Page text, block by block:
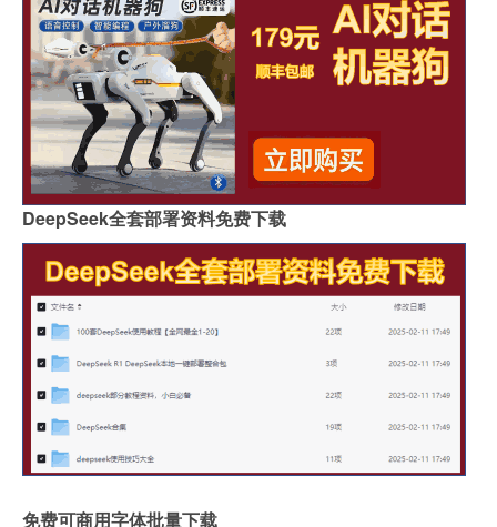
DeepSeek全套部署资料免费下载
免费可商用字体批量下载